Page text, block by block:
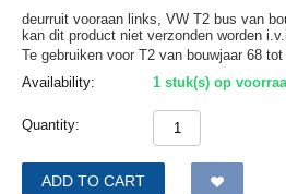
deurruit vooraan links, VW T2 bus van
kan dit product niet verzonden worden
Te gebruiken voor T2 van bouwjaar 68 tot
Availability:
1 stuk(s) op
Quantity:
ADD TO CART